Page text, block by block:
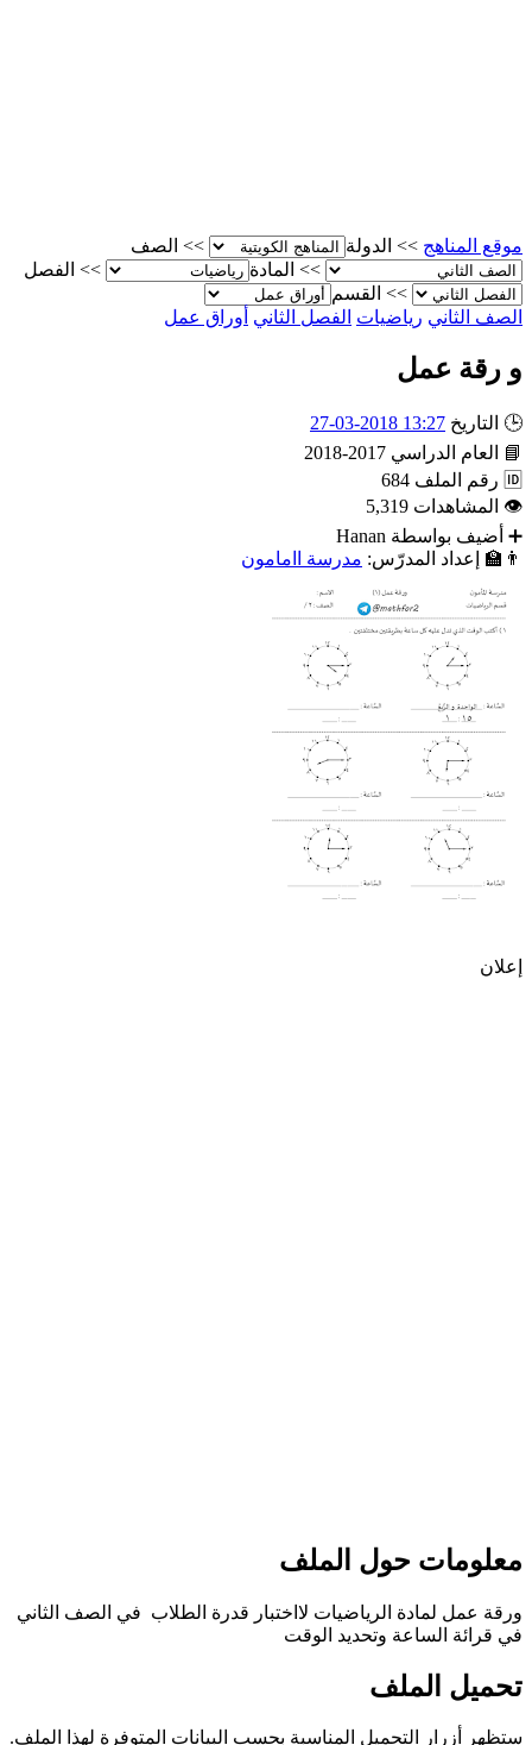
موقع المناهج >> الدولة >>
الصف
>>
المادة >>
الفصل
>>
القسم
الصف الثاني رياضيات الفصل الثاني أوراق عمل
و رقة عمل
🕒 التاريخ 13:27 2018-03-27
📘
العام الدراسي 2017-2018
🆔 رقم الملف 684
👁
المشاهدات 5,319
➕
أضيف بواسطة Hanan
👨‍🏫
إعداد المدرّس: مدرسة اامامون
إعلان
معلومات حول الملف
ورقة عمل لمادة الرياضيات لااختبار قدرة الطلاب في الصف الثاني
في قرائة الساعة وتحديد الوقت
تحميل الملف
ستظهر أزرار التحميل المناسبة بحسب البيانات المتوفرة لهذا الملف.